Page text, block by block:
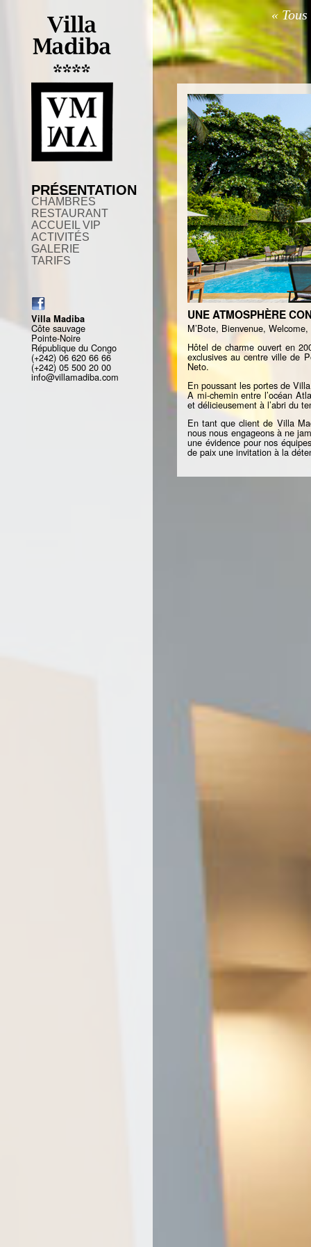
«
PRÉSENTATION
CHAMBRES
RESTAURANT
ACCUEIL VIP
ACTIVITÉS
GALERIE
TARIFS
Villa Madiba
Côte sauvage
Pointe-Noire
République du Congo
(+242) 06 620 66 66
(+242) 05 500 20 00
info@villamadiba.com
UNE ATMOSPHÈRE
M’Bote, Bienvenue, Welcome,
Hôtel de charme ouvert en
exclusives au centre ville de
Neto.
En poussant les portes de
A mi-chemin entre l’océan
et délicieusement à l’abri du
En tant que client de Villa
nous nous engageons à ne
une évidence pour nos
de paix une invitation à la